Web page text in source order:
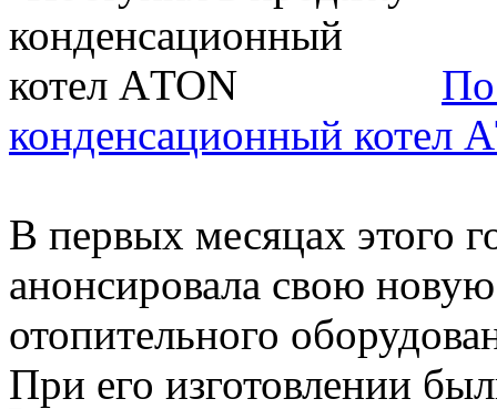
конденсационный котел
В первых месяцах этого
анонсировала свою
отопительного
При его изготовлении